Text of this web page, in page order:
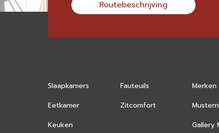
Routebeschrijving
Slaapkamers
Eetkamer
Keuken
Fauteuils
Zitcomfort
Merken
Gallery